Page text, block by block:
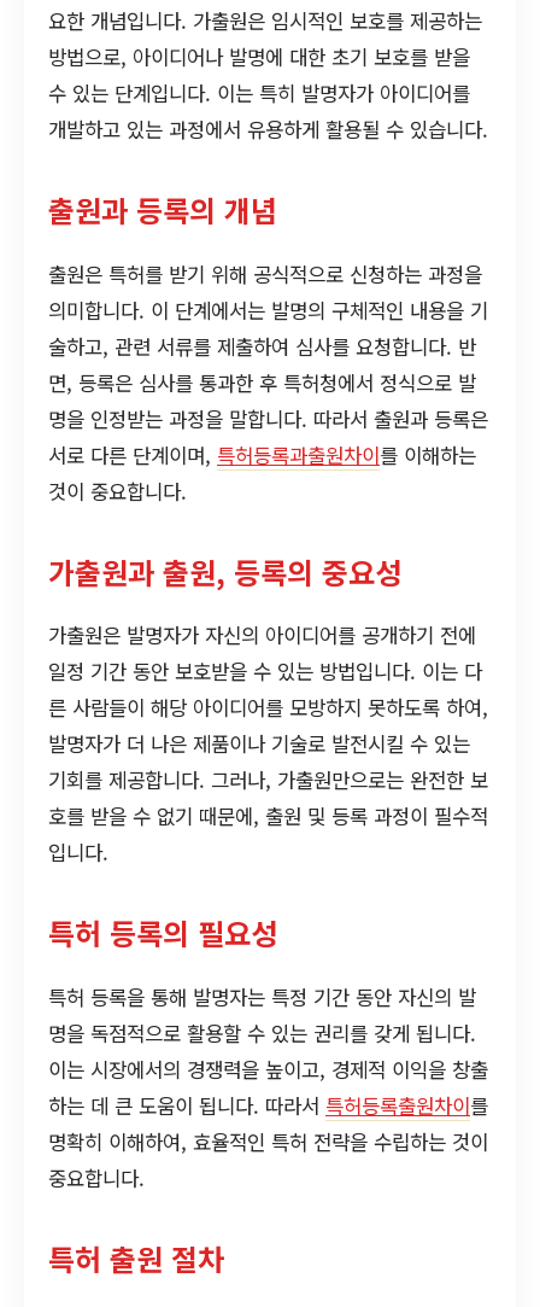
요한 개념입니다. 가출원은 임시적인 보호를 제공하는
방법으로, 아이디어나 발명에 대한 초기 보호를 받을
수 있는 단계입니다. 이는 특히 발명자가 아이디어를
개발하고 있는 과정에서 유용하게 활용될 수 있습니다.
출원과 등록의 개념
출원은 특허를 받기 위해 공식적으로 신청하는 과정을
의미합니다. 이 단계에서는 발명의 구체적인 내용을 기
술하고, 관련 서류를 제출하여 심사를 요청합니다. 반
면, 등록은 심사를 통과한 후 특허청에서 정식으로 발
명을 인정받는 과정을 말합니다. 따라서 출원과 등록은
서로 다른 단계이며, 특허등록과출원차이를 이해하는
것이 중요합니다.
가출원과 출원, 등록의 중요성
가출원은 발명자가 자신의 아이디어를 공개하기 전에
일정 기간 동안 보호받을 수 있는 방법입니다. 이는 다
른 사람들이 해당 아이디어를 모방하지 못하도록 하여,
발명자가 더 나은 제품이나 기술로 발전시킬 수 있는
기회를 제공합니다. 그러나, 가출원만으로는 완전한 보
호를 받을 수 없기 때문에, 출원 및 등록 과정이 필수적
입니다.
특허 등록의 필요성
특허 등록을 통해 발명자는 특정 기간 동안 자신의 발
명을 독점적으로 활용할 수 있는 권리를 갖게 됩니다.
이는 시장에서의 경쟁력을 높이고, 경제적 이익을 창출
하는 데 큰 도움이 됩니다. 따라서 특허등록출원차이를
명확히 이해하여, 효율적인 특허 전략을 수립하는 것이
중요합니다.
특허 출원 절차